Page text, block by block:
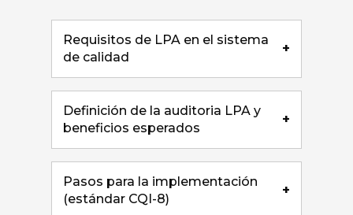
Requisitos de LPA en el sistema
de calidad
+
Definición de la auditoria LPA y
beneficios esperados
+
Pasos para la implementación
(estándar CQI-8)
+